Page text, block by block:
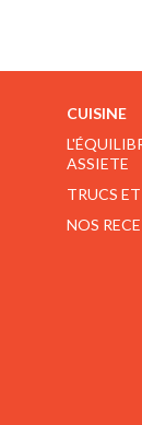
CUISINE
ASSIETE
TRUCS
NOS